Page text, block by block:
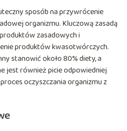
sposób na przywrócenie
organizmu. Kluczową zasadą
zasadowych i
produktów kwasotwórczych.
stanowić około 80% diety, a
jest również picie odpowiedniej
oczyszczania organizmu z